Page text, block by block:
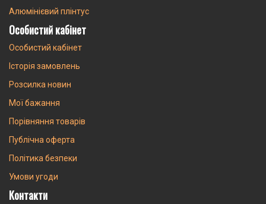
Алюмінієвий плінтус
Особистий кабінет
Особистий кабінет
Історія замовлень
Розсилка новин
Мої бажання
Порівняння товарів
Публічна оферта
Політика безпеки
Умови угоди
Контакти